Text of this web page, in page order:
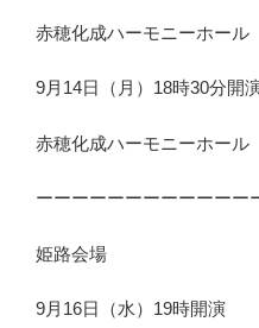
赤穂化成ハーモニーホール
9月14日（月）18時30分開
赤穂化成ハーモニーホール
ーーーーーーーーーーーー
姫路会場
9月16日（水）19時開演